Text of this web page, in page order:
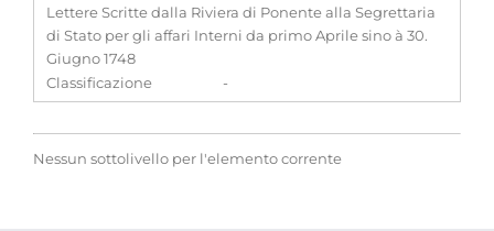
Lettere Scritte dalla Riviera di Ponente alla Segrettaria
di Stato per gli affari Interni da primo Aprile sino à 30.
Giugno 1748
Classificazione
-
Nessun sottolivello per l'elemento corrente